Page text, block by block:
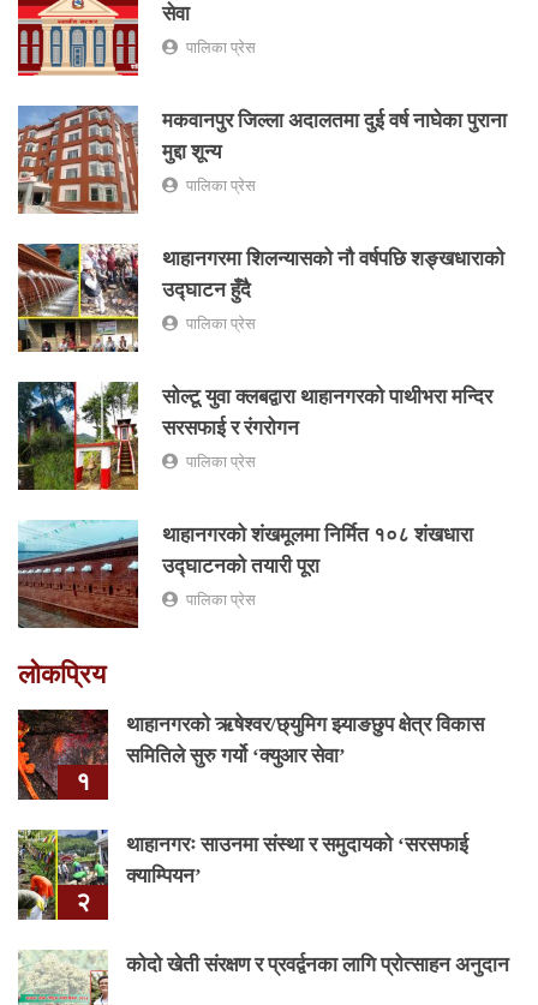
सेवा
पालिका प्रेस
मकवानपुर जिल्ला अदालतमा दुई वर्ष नाघेका पुराना
मुद्दा शून्य
पालिका प्रेस
थाहानगरमा शिलन्यासको नौ वर्षपछि शङ्खधाराको
उद्घाटन हुँदै
पालिका प्रेस
सोल्टू युवा क्लबद्वारा थाहानगरको पाथीभरा मन्दिर
सरसफाई र रंगरोगन
पालिका प्रेस
थाहानगरको शंखमूलमा निर्मित १०८ शंखधारा
उद्घाटनको तयारी पूरा
पालिका प्रेस
लोकप्रिय
१
थाहानगरकाे ऋषेश्वर/छ्युमिग झ्याङछुप क्षेत्र विकास
समितिले सुरु गर्यो ‘क्युआर सेवा’
२
थाहानगरः साउनमा संस्था र समुदायको ‘सरसफाई
क्याम्पियन’
कोदो खेती संरक्षण र प्रवर्द्वनका लागि प्रोत्साहन अनुदान